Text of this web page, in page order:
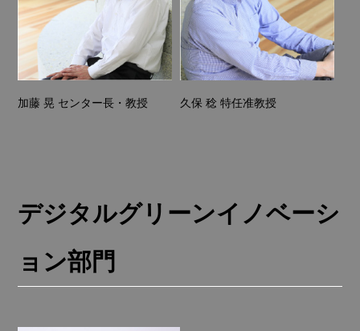
加藤 晃 センター長・教授 久保 稔 特任准教授
デジタルグリーンイノベーシ
ョン部門